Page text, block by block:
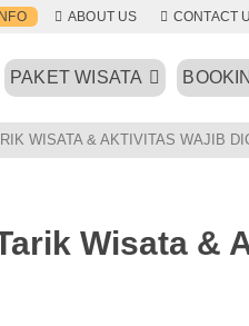
INFO ABOUT US CONTACT
PAKET WISATA
WISATA & AKTIVITAS WAJIB
Wisata &